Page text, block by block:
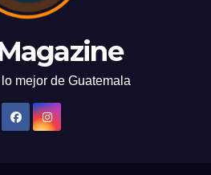
mejor de Guatemala